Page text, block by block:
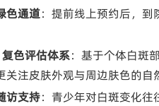
色通道：提前线上预约后，
色评估体系：基于个体白斑
关注皮肤外观与周边肤色的自
访支持：青少年对白斑变化